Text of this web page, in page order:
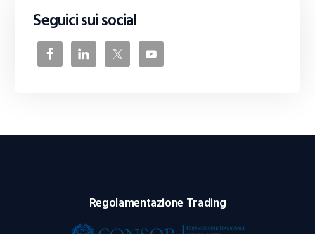
Seguici sui social
Regolamentazione Trading